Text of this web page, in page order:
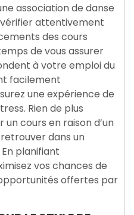
association de danse
vérifier attentivement
des cours
de vous assurer
à votre emploi du
facilement
une expérience de
Rien de plus
cours en raison d’un
dans un
planifiant
vos chances de
offertes par